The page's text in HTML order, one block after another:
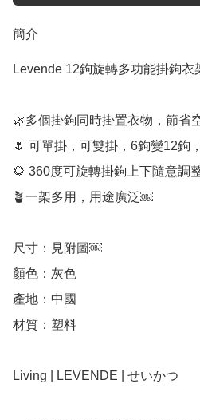
簡介
Levende 12鉤旋轉多功能掛鉤衣
🌿多個掛鉤同時掛置衣物，節省
🌷 可單掛，可雙掛，6鉤變12鉤
🌻 360度可旋轉掛鉤上下隨意調
🪴一架多用，用途廣泛￼
尺寸：見附圖￼
顏色：灰色
產地：中國
材質：塑料
Living | LEVENDE | せいかつ